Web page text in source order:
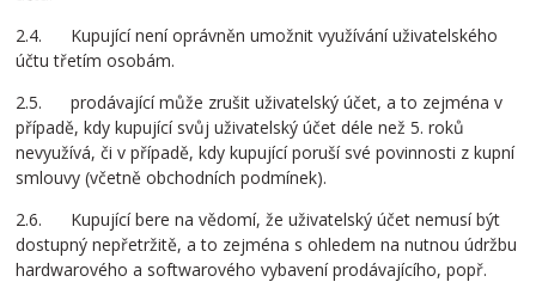
2.4. Kupující není oprávněn umožnit využívání uživatelského
účtu třetím osobám.
2.5. prodávající může zrušit uživatelský účet, a to zejména v
případě, kdy kupující svůj uživatelský účet déle než 5. roků
nevyužívá, či v případě, kdy kupující poruší své povinnosti z kupní
smlouvy (včetně obchodních podmínek).
2.6. Kupující bere na vědomí, že uživatelský účet nemusí být
dostupný nepřetržitě, a to zejména s ohledem na nutnou údržbu
hardwarového a softwarového vybavení prodávajícího, popř.